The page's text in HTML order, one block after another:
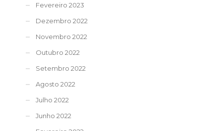
Fevereiro 2023
Dezembro 2022
Novembro 2022
Outubro 2022
Setembro 2022
Agosto 2022
Julho 2022
Junho 2022